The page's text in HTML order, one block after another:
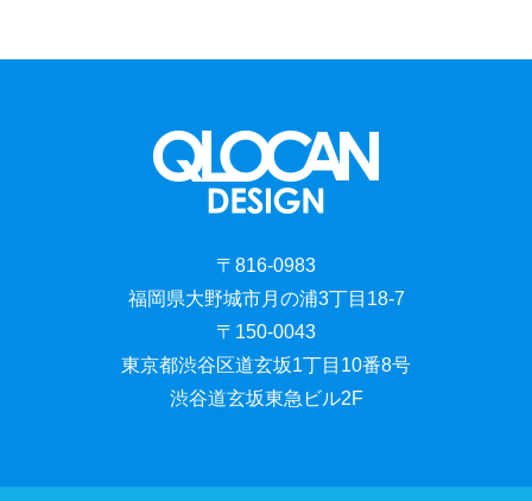
〒816-0983
福岡県大野城市月の浦3丁目18-7
〒150-0043
東京都渋谷区道玄坂1丁目10番8号
渋谷道玄坂東急ビル2F